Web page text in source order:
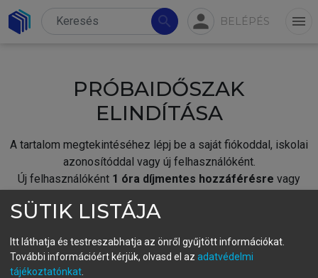
search person BELÉPÉS menu
PRÓBAIDŐSZAK
ELINDÍTÁSA
A tartalom megtekintéséhez lépj be a saját fiókoddal, iskolai
azonosítóddal vagy új felhasználóként.
Új felhasználóként 1 óra díjmentes hozzáférésre vagy
fiókoddal,vagy hozz létre új fiókot.
A regisztráció után apróbaidőszakautomatikusan
SÜTIK LISTÁJA
Itt láthatja és testreszabhatja az önről gyűjtött információkat.
További információért kérjük, olvasd el az adatvédelmi
tájékoztatónkat